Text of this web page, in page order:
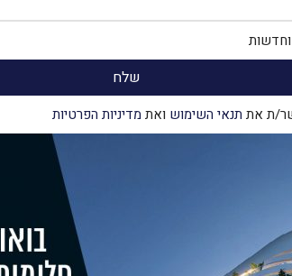
ת את תנאי השימוש ואת מדיניות הפרטיות